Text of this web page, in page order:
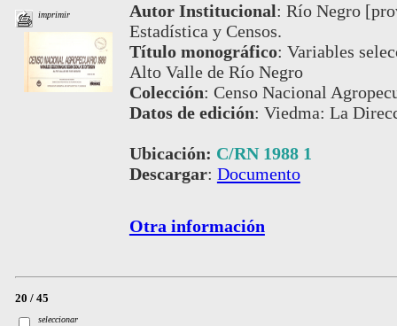
imprimir Autor Institucional: Río Negro
Estadística y Censos.
Título monográfico: Variables
Alto Valle de Río Negro
Colección: Censo Nacional
Datos de edición: Viedma: La
Ubicación: C/RN 1988 1
Descargar: Documento
Otra información
20 / 45
seleccionar